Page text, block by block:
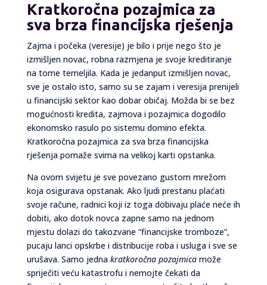
Kratkoročna pozajmica za
sva brza financijska rješenja
Zajma i počeka (veresije) je bilo i prije nego što je
izmišljen novac, robna razmjena je svoje kreditiranje
na tome temeljila. Kada je jedanput izmišljen novac,
sve je ostalo isto, samo su se zajam i veresija prenijeli
u financijski sektor kao dobar običaj. Možda bi se bez
mogućnosti kredita, zajmova i pozajmica dogodilo
ekonomsko rasulo po sistemu domino efekta.
Kratkoročna pozajmica za sva brza financijska
rješenja pomaže svima na velikoj karti opstanka.
Na ovom svijetu je sve povezano gustom mrežom
koja osigurava opstanak. Ako ljudi prestanu plaćati
svoje račune, radnici koji iz toga dobivaju plaće neće ih
dobiti, ako dotok novca zapne samo na jednom
mjestu dolazi do takozvane “financijske tromboze”,
pucaju lanci opskrbe i distribucije roba i usluga i sve se
urušava. Samo jedna kratkoročna pozajmicamože
spriječiti veću katastrofu i nemojte čekati da